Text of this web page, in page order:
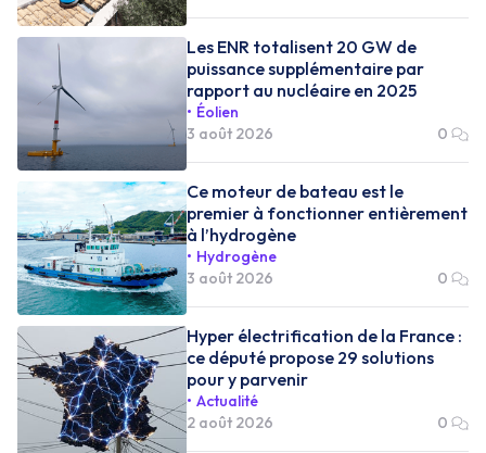
Les ENR totalisent 20 GW de
puissance supplémentaire par
rapport au nucléaire en 2025
Éolien
3 août 2026
0
Ce moteur de bateau est le
premier à fonctionner entièrement
à l’hydrogène
Hydrogène
3 août 2026
0
Hyper électrification de la France :
ce député propose 29 solutions
pour y parvenir
Actualité
2 août 2026
0